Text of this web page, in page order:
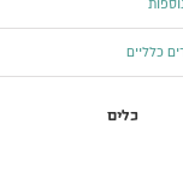
כלליים
כלים